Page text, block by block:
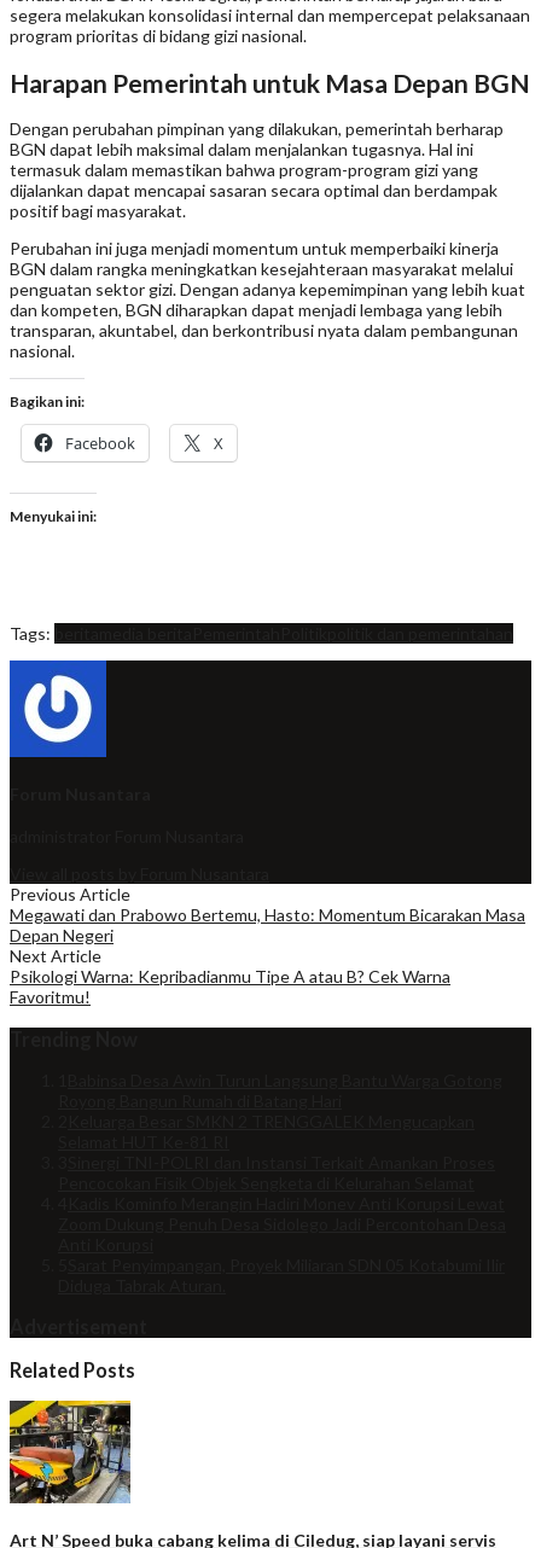
segera melakukan konsolidasi internal dan mempercepat pelaksanaan
program prioritas di bidang gizi nasional.
Harapan Pemerintah untuk Masa Depan BGN
Dengan perubahan pimpinan yang dilakukan, pemerintah berharap
BGN dapat lebih maksimal dalam menjalankan tugasnya. Hal ini
termasuk dalam memastikan bahwa program-program gizi yang
dijalankan dapat mencapai sasaran secara optimal dan berdampak
positif bagi masyarakat.
Perubahan ini juga menjadi momentum untuk memperbaiki kinerja
BGN dalam rangka meningkatkan kesejahteraan masyarakat melalui
penguatan sektor gizi. Dengan adanya kepemimpinan yang lebih kuat
dan kompeten, BGN diharapkan dapat menjadi lembaga yang lebih
transparan, akuntabel, dan berkontribusi nyata dalam pembangunan
nasional.
Bagikan ini:
Facebook X
Menyukai ini:
Tags:
Previous Article
Megawati dan Prabowo Bertemu, Hasto: Momentum Bicarakan Masa
Depan Negeri
Next Article
Psikologi Warna: Kepribadianmu Tipe A atau B? Cek Warna
Favoritmu!
Related Posts
Art N’ Speed buka cabang kelima di Ciledug, siap layani servis